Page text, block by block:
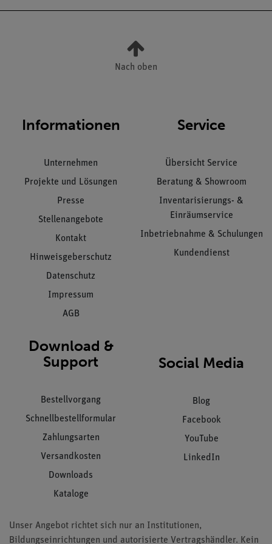
Nach oben
Informationen
Unternehmen
Projekte und Lösungen
Presse
Stellenangebote
Kontakt
Hinweisgeberschutz
Datenschutz
Impressum
AGB
Service
Übersicht Service
Beratung & Showroom
Inventarisierungs- &
Einräumservice
Inbetriebnahme & Schulungen
Kundendienst
Download &
Support
Bestellvorgang
Schnellbestellformular
Zahlungsarten
Versandkosten
Downloads
Kataloge
Social Media
Blog
Facebook
YouTube
LinkedIn
Unser Angebot richtet sich nur an Institutionen,
Bildungseinrichtungen und autorisierte Vertragshändler. Kein